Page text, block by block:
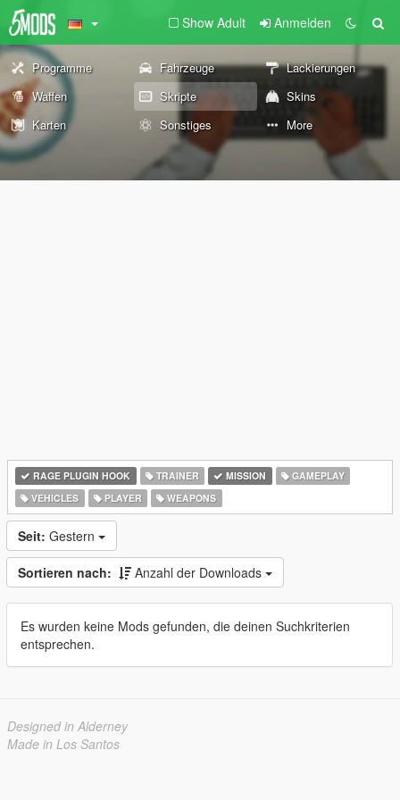
Show Adult Anmelden
Programme Fahrzeuge
Lackierungen
Waffen
Skripte
Skins
Karten
Sonstiges More
RAGE PLUGIN HOOK TRAINER MISSION
GAMEPLAY
VEHICLES
PLAYER WEAPONS
Seit: Gestern
Sortieren nach: Anzahl der Downloads
Es wurden keine Mods gefunden, die deinen Suchkriterien
entsprechen.
Designed in Alderney
Made in Los Santos